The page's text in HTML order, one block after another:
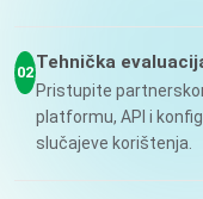
02Tehnička
Pristupite
platformu, API i
slučajeve korištenja.